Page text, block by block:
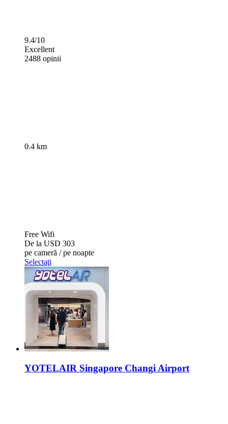
9.4/10
Excellent
2488 opinii
0.4 km
Free Wifi
De la USD 303
pe cameră / pe noapte
Selectaţi
YOTELAIR Singapore Changi Airport